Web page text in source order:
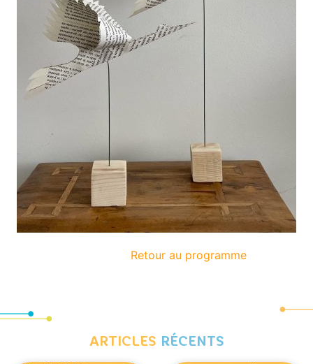
Retour au programme
ARTICLES RÉCENTS